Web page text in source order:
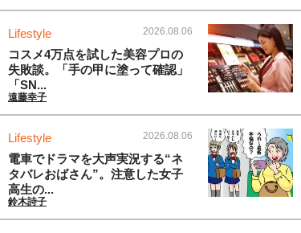
Lifestyle 2026.08.06
コスメ4万点を試した美容プロの
失敗談。「手の甲に塗って確認」
「SN...
遠藤幸子
Lifestyle 2026.08.06
電車でドラマを大声実況する“ネ
タバレおばさん”。注意した女子
高生の...
鈴木詩子